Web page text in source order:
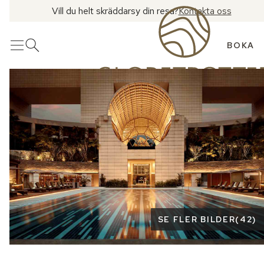
Vill du helt skräddarsy din resa?Kontakta oss
MenyÖppna sök BOKA
Se fler bilder
SE FLER BILDER(42)